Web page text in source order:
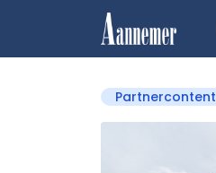
Partnercontent